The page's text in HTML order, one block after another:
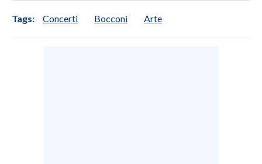
Tags: Concerti Bocconi Arte